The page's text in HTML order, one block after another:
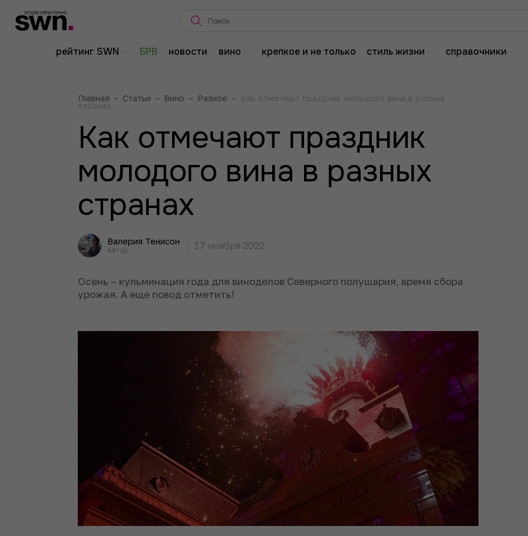
рейтинг SWN БРВ новости вино крепкое и не только стиль жизни справочники
Главная – Статьи – Вино – Разное – Как отмечают праздник молодого вина в разных
странах
Как отмечают праздник
молодого вина в разных
странах
Валерия Тенисон
Автор 17 ноября 2022
Осень – кульминация года для виноделов Северного полушария, время сбора
урожая. А еще повод отметить!